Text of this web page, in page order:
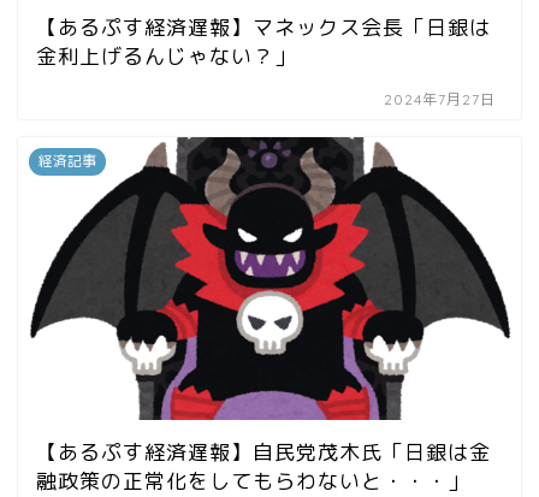
【あるぷす経済遅報】マネックス会長「日銀は
金利上げるんじゃない？」
2024年7月27日
経済記事
【あるぷす経済遅報】自民党茂木氏「日銀は金
融政策の正常化をしてもらわないと・・・」